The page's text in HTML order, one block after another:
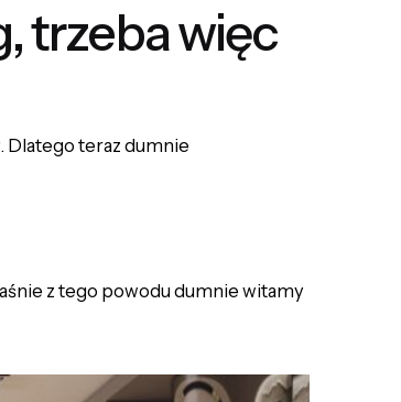
trzeba więc
Dlatego teraz dumnie
z tego powodu dumnie witamy